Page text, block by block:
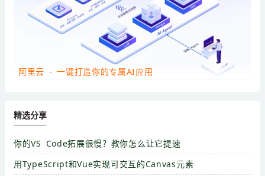
阿里云 - 一键打造你的专属AI应用
精选分享
你的VS Code拓展很慢？教你怎么让它提速
用TypeScript和Vue实现可交互的Canvas元素